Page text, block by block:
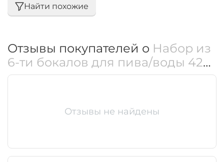
Найти похожие
Отзывы покупателей о Набор из
6-ти бокалов для пива/воды 420
мл WL‑888026/6A
Отзывы не найдены